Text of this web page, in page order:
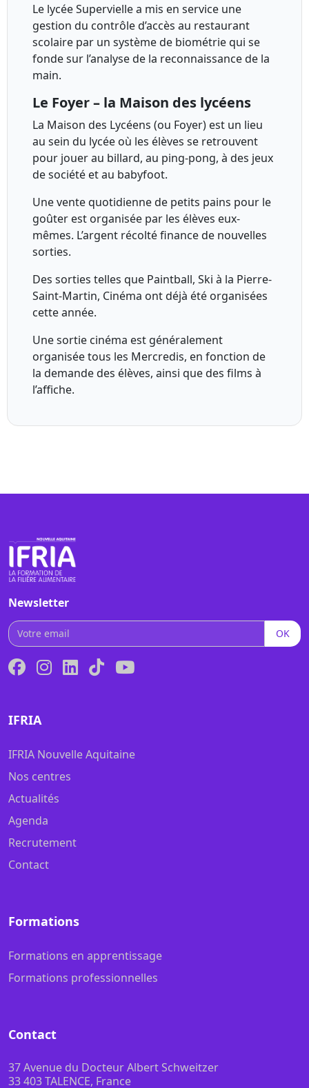
Le lycée Supervielle a mis en service une
gestion du contrôle d’accès au restaurant
scolaire par un système de biométrie qui se
fonde sur l’analyse de la reconnaissance de la
main.
Le Foyer – la Maison des lycéens
La Maison des Lycéens (ou Foyer) est un lieu
au sein du lycée où les élèves se retrouvent
pour jouer au billard, au ping-pong, à des jeux
de société et au babyfoot.
Une vente quotidienne de petits pains pour le
goûter est organisée par les élèves eux-
mêmes. L’argent récolté finance de nouvelles
sorties.
Des sorties telles que Paintball, Ski à la Pierre-
Saint-Martin, Cinéma ont déjà été organisées
cette année.
Une sortie cinéma est généralement
organisée tous les Mercredis, en fonction de
la demande des élèves, ainsi que des films à
l’affiche.
Newsletter
OK
IFRIA
IFRIA Nouvelle Aquitaine
Nos centres
Actualités
Agenda
Recrutement
Contact
Formations
Formations en apprentissage
Formations professionnelles
Contact
37 Avenue du Docteur Albert Schweitzer
33 403 TALENCE, France